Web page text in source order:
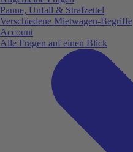
Panne, Unfall & Strafzettel
Verschiedene Mietwagen-Begriffe
Account
Alle Fragen auf einen Blick